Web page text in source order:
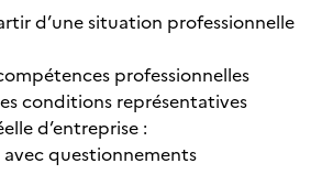
d’une situation professionnelle
professionnelles
conditions représentatives
d’entreprise :
questionnements